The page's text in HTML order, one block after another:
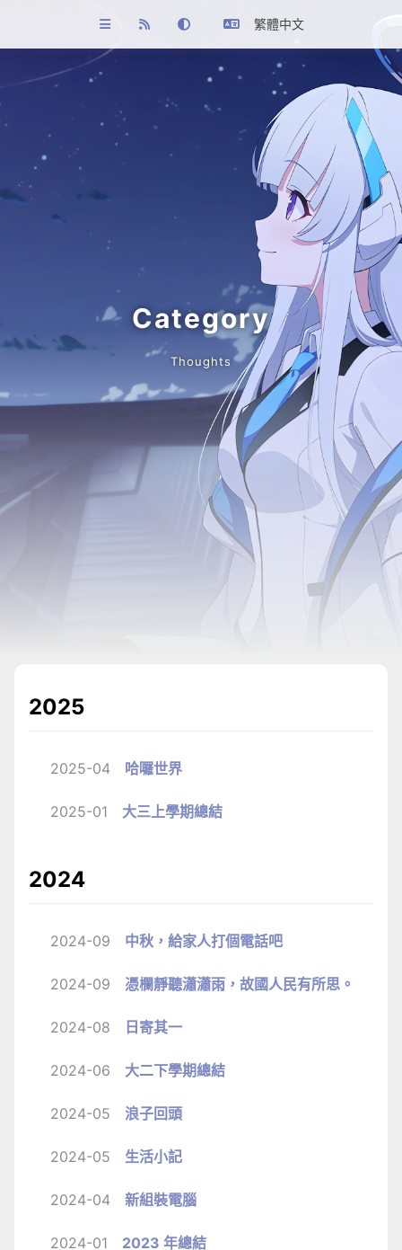
繁體中文
Category
Thoughts
2025
2025-04 哈囉世界
2025-01 大三上學期總結
2024
2024-09 中秋，給家人打個電話吧
2024-09 憑欄靜聽瀟瀟雨，故國人民有所思。
2024-08 日寄其一
2024-06 大二下學期總結
2024-05 浪子回頭
2024-05 生活小記
2024-04 新組裝電腦
2024-01 2023 年總結